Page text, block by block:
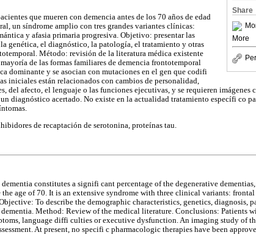
Share
More
que mueren con demencia antes de los 70 años de edad
un síndrome amplio con tres grandes variantes clínicas:
y afasia primaria progresiva. Objetivo: presentar las
genética, el diagnóstico, la patología, el tratamiento y otras
Método: revisión de la literatura médica existente
de las formas familiares de demencia frontotemporal
dominante y se asocian con mutaciones en el gen que codifi
iniciales están relacionados con cambios de personalidad,
del afecto, el lenguaje o las funciones ejecutivas, y se requieren imágenes
diagnóstico acertado. No existe en la actualidad tratamiento específi co
de recaptación de serotonina, proteínas tau.
constitutes a signifi cant percentage of the degenerative
age of 70. It is an extensive syndrome with three clinical variants:
To describe the demographic characteristics, genetics, diagnosis,
Method: Review of the medical literature. Conclusions: Patients
language diffi culties or executive dysfunction. An imaging study of
At present, no specifi c pharmacologic therapies have been